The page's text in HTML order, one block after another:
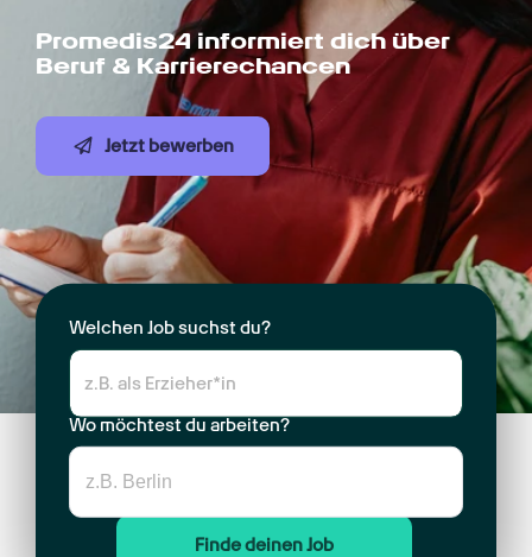
Promedis24 informiert dich über
Beruf & Karrierechancen
Jetzt bewerben
Welchen Job suchst du?
Wo möchtest du arbeiten?
Finde deinen Job